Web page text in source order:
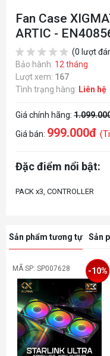
Fan Case
ARTIC -
(0 lượt
Bảo hành: 12 tháng
Lượt xem: 167
Tình trạng hàng: Liên hệ
Giá chính hãng:
Giá bán: 999.000đ
Đặc điểm nổi bật:
Sản phẩm tương tự Sản
MÃ SP: SP007628 -10%